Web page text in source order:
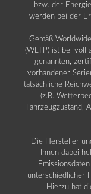
bzw. der
werden bei der
Gemäß
(WLTP) ist bei voll
genannten,
vorhandener
tatsächliche
(z.B.
Fahrzeugzustand,
Die Hersteller
Ihnen dabei
unterschiedlicher
Hierzu hat